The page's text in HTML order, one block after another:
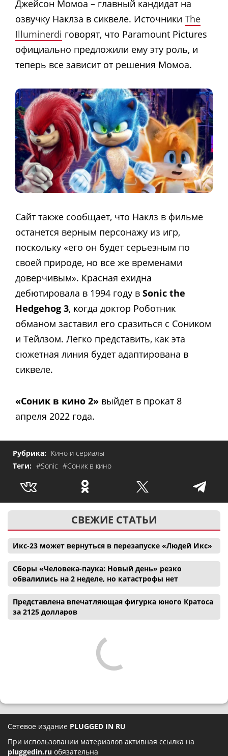
Джейсон Момоа – главный кандидат на
озвучку Наклза в сиквеле. Источники The
Illuminerdi говорят, что Paramount Pictures
официально предложили ему эту роль, и
теперь все зависит от решения Момоа.
Сайт также сообщает, что Наклз в фильме
останется верным персонажу из игр,
поскольку «его он будет серьезным по
своей природе, но все же временами
доверчивым». Красная ехидна
дебютировала в 1994 году в Sonic the
Hedgehog 3, когда доктор Роботник
обманом заставил его сразиться с Соником
и Тейлзом. Легко представить, как эта
сюжетная линия будет адаптирована в
сиквеле.
«Соник в кино 2» выйдет в прокат 8
апреля 2022 года.
Рубрика: Кино и сериалы
Теги: #Sonic #Соник в кино
СВЕЖИЕ СТАТЬИ
Икс-23 может вернуться в перезапуске «Людей Икс»
Сборы «Человека-паука: Новый день» резко
обвалились на 2 неделе, но катастрофы нет
Представлена впечатляющая фигурка юного Кратоса
за 2125 долларов
Сетевое издание PLUGGED IN RU
При использовании материалов активная ссылка на
pluggedin.ru обязательна